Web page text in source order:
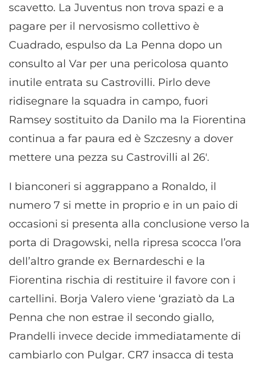
scavetto. La Juventus non trova spazi e a
pagare per il nervosismo collettivo è
Cuadrado, espulso da La Penna dopo un
consulto al Var per una pericolosa quanto
inutile entrata su Castrovilli. Pirlo deve
ridisegnare la squadra in campo, fuori
Ramsey sostituito da Danilo ma la Fiorentina
continua a far paura ed è Szczesny a dover
mettere una pezza su Castrovilli al 26′.
I bianconeri si aggrappano a Ronaldo, il
numero 7 si mette in proprio e in un paio di
occasioni si presenta alla conclusione verso la
porta di Dragowski, nella ripresa scocca l’ora
dell’altro grande ex Bernardeschi e la
Fiorentina rischia di restituire il favore con i
cartellini. Borja Valero viene ‘graziatò da La
Penna che non estrae il secondo giallo,
Prandelli invece decide immediatamente di
cambiarlo con Pulgar. CR7 insacca di testa